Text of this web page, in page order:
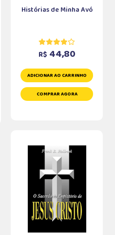
Histórias de Minha Avó
R$ 44,80
ADICIONAR AO CARRINHO
COMPRAR AGORA